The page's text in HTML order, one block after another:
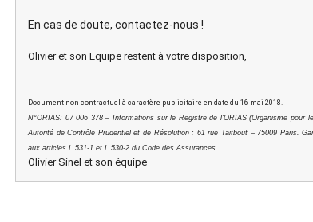
En cas de doute, contactez-nous !
Olivier et son Equipe restent à votre disposition,
Document non contractuel à caractère publicitaire en date du 16 mai 2018.
N°ORIAS: 07 006 378 – Informations sur le Registre de l'ORIAS (Organisme pour
Autorité de Contrôle Prudentiel et de Résolution : 61 rue Taitbout – 75009 Paris.
aux articles L 531-1 et L 530-2 du Code des Assurances.
Olivier Sinel et son équipe